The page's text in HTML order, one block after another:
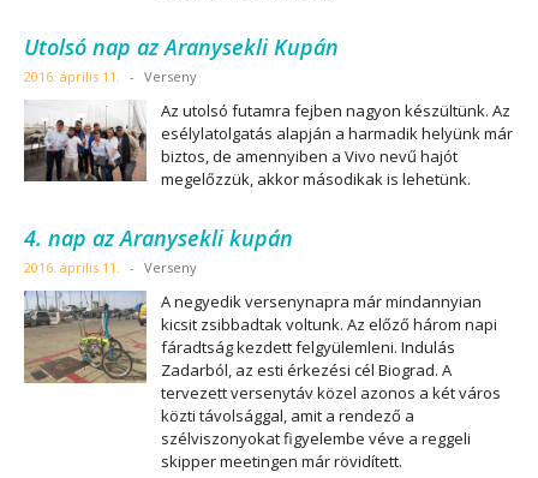
Utolsó nap az Aranysekli Kupán
2016. április 11. - Verseny
Az utolsó futamra fejben nagyon készültünk. Az
esélylatolgatás alapján a harmadik helyünk már
biztos, de amennyiben a Vivo nevű hajót
megelőzzük, akkor másodikak is lehetünk.
4. nap az Aranysekli kupán
2016. április 11. - Verseny
A negyedik versenynapra már mindannyian
kicsit zsibbadtak voltunk. Az előző három napi
fáradtság kezdett felgyülemleni. Indulás
Zadarból, az esti érkezési cél Biograd. A
tervezett versenytáv közel azonos a két város
közti távolsággal, amit a rendező a
szélviszonyokat figyelembe véve a reggeli
skipper meetingen már rövidített.